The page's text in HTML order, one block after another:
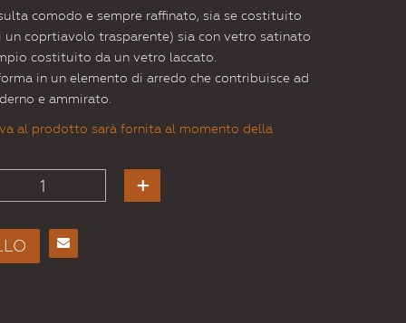
comodo e sempre raffinato, sia se costituito
coprtiavolo trasparente) sia con vetro satinato
costituito da un vetro laccato.
in un elemento di arredo che contribuisce ad
e ammirato.
al prodotto sarà fornita al momento della